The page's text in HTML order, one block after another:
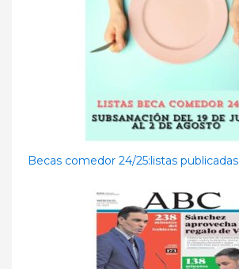
Becas comedor 24/25:listas publicadas